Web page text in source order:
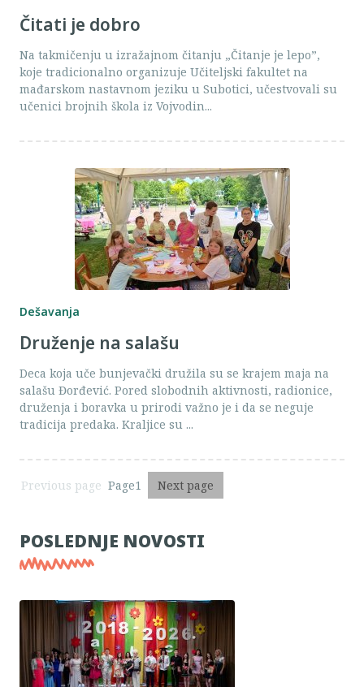
Čitati je dobro
Na takmičenju u izražajnom čitanju „Čitanje je lepo”,
koje tradicionalno organizuje Učiteljski fakultet na
mađarskom nastavnom jeziku u Subotici, učestvovali su
učenici brojnih škola iz Vojvodin...
Dešavanja
Druženje na salašu
Deca koja uče bunjevački družila su se krajem maja na
salašu Đorđević. Pored slobodnih aktivnosti, radionice,
druženja i boravka u prirodi važno je i da se neguje
tradicija predaka. Kraljice su ...
PAGINATION
Previous page Page1 Next page
POSLEDNJE NOVOSTI